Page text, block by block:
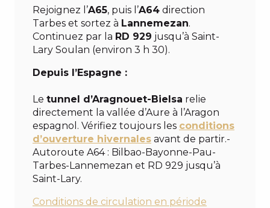
Rejoignez l’A65, puis l’A64 direction
Tarbes et sortez à Lannemezan.
Continuez par la RD 929 jusqu’à Saint-
Lary Soulan (environ 3 h 30).
Depuis l’Espagne :
Le tunnel d’Aragnouet-Bielsa relie
directement la vallée d’Aure à l’Aragon
espagnol. Vérifiez toujours les conditions
d’ouverture hivernales avant de partir.-
Autoroute A64 : Bilbao-Bayonne-Pau-
Tarbes-Lannemezan et RD 929 jusqu’à
Saint-Lary.
Conditions de circulation en période